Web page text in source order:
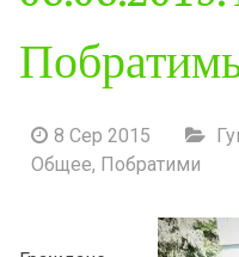
8 Сер 2015
Общее, Побратими